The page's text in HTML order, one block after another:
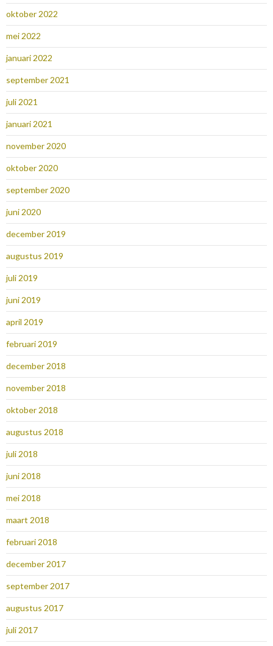
oktober 2022
mei 2022
januari 2022
september 2021
juli 2021
januari 2021
november 2020
oktober 2020
september 2020
juni 2020
december 2019
augustus 2019
juli 2019
juni 2019
april 2019
februari 2019
december 2018
november 2018
oktober 2018
augustus 2018
juli 2018
juni 2018
mei 2018
maart 2018
februari 2018
december 2017
september 2017
augustus 2017
juli 2017